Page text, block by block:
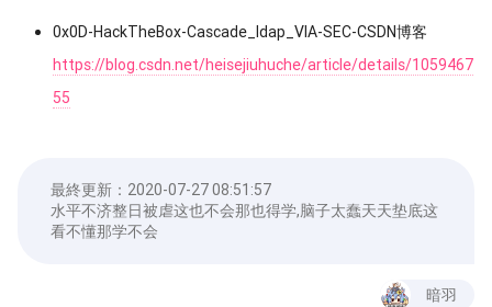
0x0D-HackTheBox-Cascade_ldap_VIA-SEC-CSDN博客
https://blog.csdn.net/heisejiuhuche/article/details/1059467
55
最終更新： 2020-07-27 08:51:57
水平不济整日被虐这也不会那也得学,脑子太蠢天天垫底这
看不懂那学不会
暗羽